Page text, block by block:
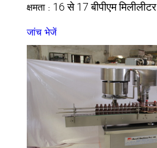
क्षमता : 16 से 17 बीपीएम
जांच भेजें